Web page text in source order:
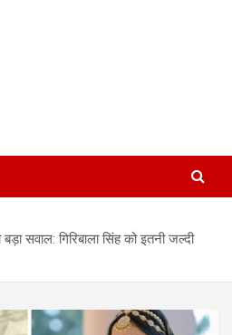
सवाल: गिरिबाला सिंह को इतनी जल्दी